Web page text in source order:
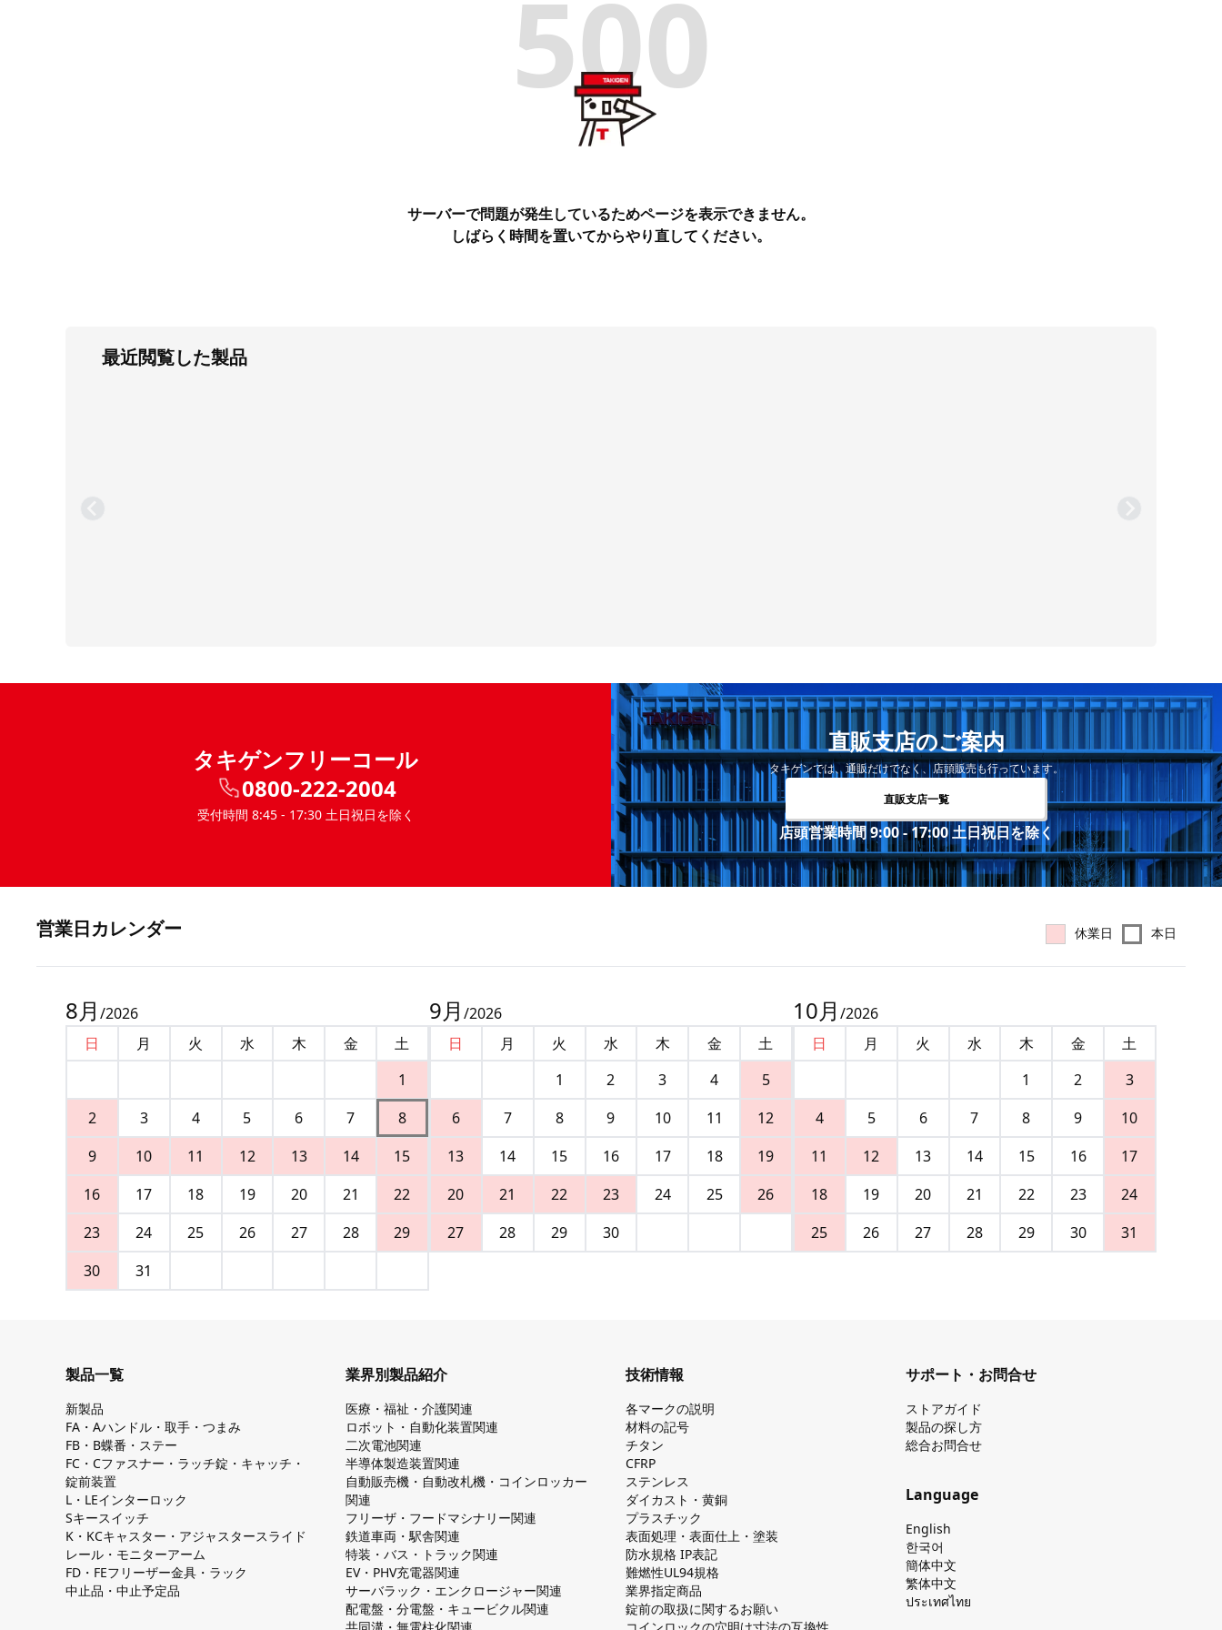
500
サーバーで問題が発生しているためページを表示できません。
しばらく時間を置いてからやり直してください。
最近閲覧した製品
タキゲンフリーコール
0800-222-2004
受付時間 8:45 - 17:30 土日祝日を除く
直販支店のご案内
タキゲンでは、通販だけでなく、店頭販売も行っています。
直販支店一覧
店頭営業時間 9:00 - 17:00 土日祝日を除く
営業⽇カレンダー 休業日 本日
8月 /2026
日
月 火 水 木 金
土
1
2
3 4 5 6 7
8
9
10 11 12 13 14
15
16
17 18 19 20 21
22
23
24 25 26 27 28
29
30
31
9月 /2026
日
月 火 水 木 金
土
1
2 3 4
5
6
7 8 9 10 11
12
13
14 15 16 17 18
19
20
21 22 23 24 25
26
27
28 29 30
10月 /2026
日
月 火 水 木 金
土
1
2
3
4
5 6 7 8 9
10
11
12 13 14 15 16
17
18
19 20 21 22 23
24
25
26 27 28 29 30 31
製品一覧
新製品
FA・Aハンドル・取手・つまみ
FB・B蝶番・ステー
FC・Cファスナー・ラッチ錠・キャッチ・
錠前装置
L・LEインターロック
Sキースイッチ
K・KCキャスター・アジャスタースライド
レール・モニターアーム
FD・FEフリーザー金具・ラック
中止品・中止予定品
業界別製品紹介
医療・福祉・介護関連
ロボット・自動化装置関連
二次電池関連
半導体製造装置関連
自動販売機・自動改札機・コインロッカー
関連
フリーザ・フードマシナリー関連
鉄道車両・駅舎関連
特装・バス・トラック関連
EV・PHV充電器関連
サーバラック・エンクロージャー関連
配電盤・分電盤・キュービクル関連
技術情報
各マークの説明
材料の記号
チタン
CFRP
ステンレス
ダイカスト・⻩銅
プラスチック
表面処理・表面仕上・塗装
防⽔規格 IP表記
難燃性UL94規格
業界指定商品
錠前の取扱に関するお願い
サポート・お問合せ
ストアガイド
製品の探し⽅
総合お問合せ
Language
English
한국어
簡体中文
繁体中文
ประเทศไทย